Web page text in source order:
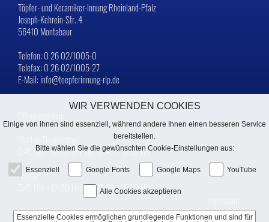
Töpfer- und Keramiker-Innung Rheinland-Pfalz
Joseph-Kehrein-Str. 4
56410 Montabaur
Telefon: 0 26 02/1005-0
Telefax: 0 26 02/1005-27
E-Mail: info@toepferinnung-rlp.de
7:45 Uhr − 12:00 Uhr und 12:45 − 16:30 Uhr
Freitag
7:45 Uhr − 12:00 Uhr und 12:45 − 15:30 Uhr
WIR VERWENDEN COOKIES
Einige von ihnen sind essenziell, während andere Ihnen einen besseren Service
bereitstellen.
Bitte wählen Sie die gewünschten Cookie-Einstellungen aus:
Essenziell Google Fonts Google Maps YouTube
Alle Cookies akzeptieren
Essenzielle Cookies ermöglichen grundlegende Funktionen und sind für